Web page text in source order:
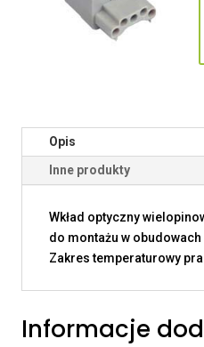
Opis
Inne produkty
Wkład optyczny
do montażu w
Zakres temperaturowy
Informacje